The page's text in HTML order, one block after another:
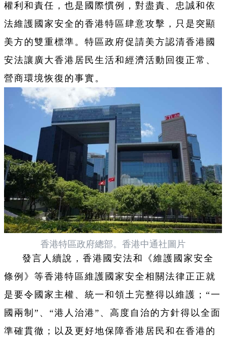
權利和責任，也是國際慣例，對盡責、忠誠和依
法維護國家安全的香港特區肆意攻擊，只是突顯
美方的雙重標準。特區政府促請美方認清香港國
安法讓廣大香港居民生活和經濟活動回復正常、
營商環境恢復的事實。
香港特區政府總部。香港中通社圖片
發言人續說，香港國安法和《維護國家安全
條例》等香港特區維護國家安全相關法律正正就
是要令國家主權、統一和領土完整得以維護；“一
國兩制 ”、“港人治港”、高度自治的方針得以全面
準確貫徹；以及更好地保障香港居民和在香港的